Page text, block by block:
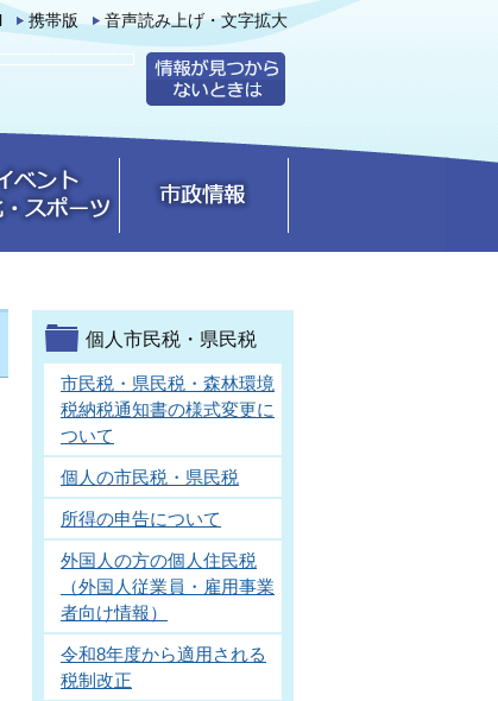
携帯版 音声読み上げ・文字拡大
個人市民税・県民税
市民税・県民税・森林環境
税納税通知書の様式変更に
ついて
個人の市民税・県民税
所得の申告について
外国人の方の個人住民税
（外国人従業員・雇用事業
者向け情報）
令和8年度から適用される
税制改正